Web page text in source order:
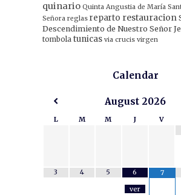
quinario Quinta Angustia de María
Señora reglas reparto restauracion
Descendimiento de Nuestro Señor
tombola tunicas via crucis virgen
Calendar
August 2026
L M M J V
3 4 5
6
ver
7